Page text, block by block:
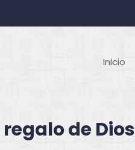
de Dios
Inicio